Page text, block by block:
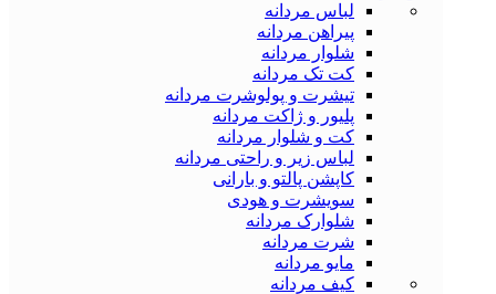
لباس مردانه
پیراهن مردانه
شلوار مردانه
کت تک مردانه
تیشرت و پولوشرت مردانه
پلیور و ژاکت مردانه
کت و شلوار مردانه
لباس زیر و راحتی مردانه
کاپشن پالتو و بارانی
سویشرت و هودی
شلوارک مردانه
شرت مردانه
مایو مردانه
کیف مردانه